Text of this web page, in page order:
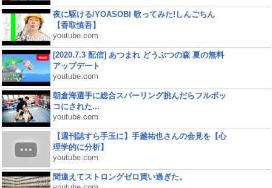
夜に駆ける/YOASOBI 歌ってみた!しんごちん
【香取慎吾】
youtube.com
[2020.7.3 配信] あつまれ どうぶつの森 夏の無料
アップデート
youtube.com
朝倉海選手に総合スパーリング挑んだらフルボッ
コにされた...
youtube.com
【週刊誌すら手玉に】手越祐也さんの会見を【心
理学的に分析】
youtube.com
間違えてストロングゼロ買い過ぎた。